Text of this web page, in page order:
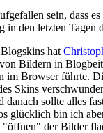
sein, dass
den letzten Tagen
hat
Bildern in
im Browser führte.
Skins
danach sollte alles
glücklich bin ich
"öffnen" der Bilder